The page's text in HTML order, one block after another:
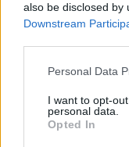
also be disclosed by
Downstream
Personal Data
I want to opt-
personal data.
Opted In
Στις υπόλοιπες
δράμα, μια
ένα animation
κράκεν.